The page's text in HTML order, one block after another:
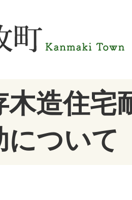
木造住宅
について